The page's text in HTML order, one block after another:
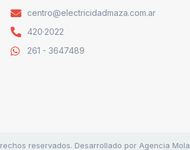
centro@electricidadmaza.com.ar
420·2022
261 - 3647489
reservados. Desarrollado por Agencia Mola